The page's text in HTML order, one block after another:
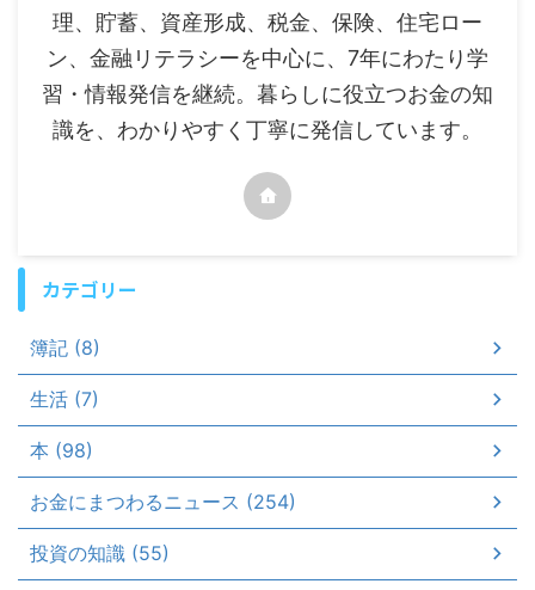
理、貯蓄、資産形成、税金、保険、住宅ロー
ン、金融リテラシーを中心に、7年にわたり学
習・情報発信を継続。暮らしに役立つお金の知
識を、わかりやすく丁寧に発信しています。
カテゴリー
簿記 (8)
生活 (7)
本 (98)
お金にまつわるニュース (254)
投資の知識 (55)